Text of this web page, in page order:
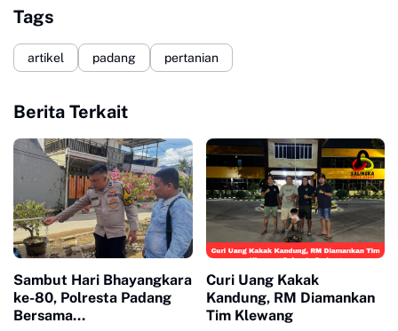
Tags
artikel padang pertanian
Berita Terkait
Sambut Hari Bhayangkara
ke-80, Polresta Padang
Bersama
Curi Uang Kakak
Kandung, RM Diamankan
Tim Klewang